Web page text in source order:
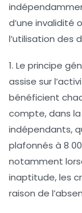
d’une invalidité
l’utilisation des
1. Le principe
assise sur
bénéficient
compte, dans
indépendants,
plafonnés à 8
notamment
inaptitude, les
raison de